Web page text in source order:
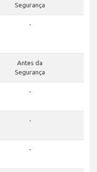
Segurança
-
Antes da
Segurança
-
-
-